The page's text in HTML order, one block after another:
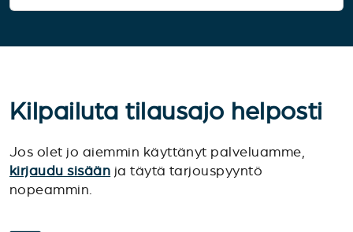
Kilpailuta tilausajo helposti
Jos olet jo aiemmin käyttänyt palveluamme,
kirjaudu sisään ja täytä tarjouspyyntö
nopeammin.